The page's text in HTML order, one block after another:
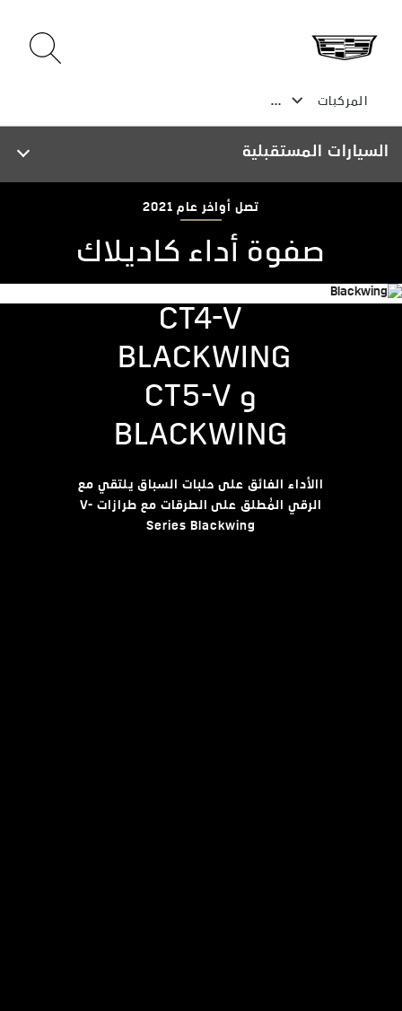
السيارات المستقبلية
تصل أواخر عام 2021
صفوة أداء كاديلاك
CT4-V
و CT5-V
BLACKWING
االأداء الفائق على حلبات السباق يلتقي مع
الرقي المُطلق على الطرقات مع طرازات V-
Series Blackwing